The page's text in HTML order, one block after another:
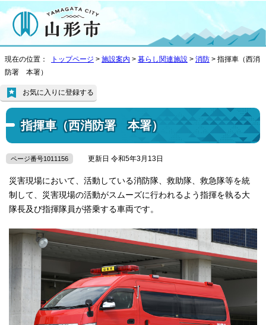
現在の位置： トップページ > 施設案内 > 暮らし関連施設 > 消防 > 指揮車（西消
防署 本署）
指揮車（西消防署 本署）
お気に入りに登録する
ページ番号1011156 更新日 令和5年3月13日
災害現場において、活動している消防隊、救助隊、救急隊等を統
制して、災害現場の活動がスムーズに行われるよう指揮を執る大
隊長及び指揮隊員が搭乗する車両です。